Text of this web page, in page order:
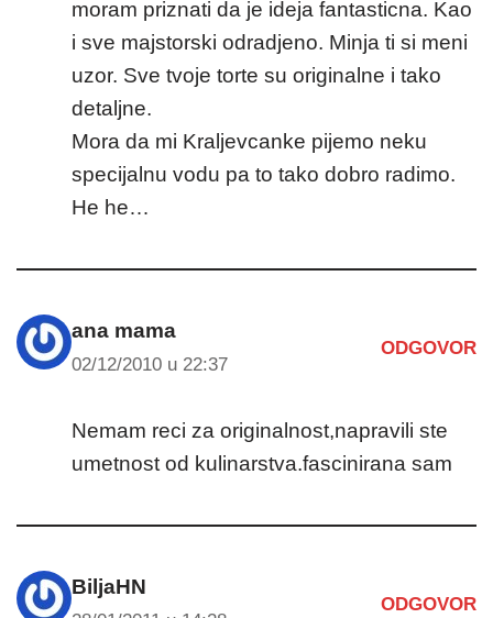
moram priznati da je ideja fantasticna. Kao
i sve majstorski odradjeno. Minja ti si meni
uzor. Sve tvoje torte su originalne i tako
detaljne.
Mora da mi Kraljevcanke pijemo neku
specijalnu vodu pa to tako dobro radimo.
He he…
ana mama
02/12/2010 u 22:37
ODGOVOR
Nemam reci za originalnost,napravili ste
umetnost od kulinarstva.fascinirana sam
BiljaHN
ODGOVOR